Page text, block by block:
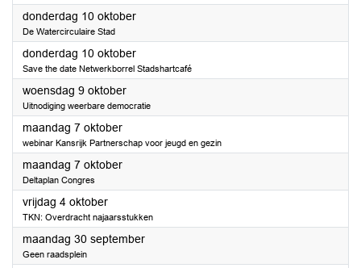
donderdag 10 oktober2024
De Watercirculaire Stad
donderdag 10 oktober2024
Save the date Netwerkborrel Stadshartcafé
woensdag 9 oktober2024
Uitnodiging weerbare democratie
maandag 7 oktober2024
webinar Kansrijk Partnerschap voor jeugd en gezin
maandag 7 oktober2024
Deltaplan Congres
vrijdag 4 oktober2024
TKN: Overdracht najaarsstukken
maandag 30 september2024
Geen raadsplein